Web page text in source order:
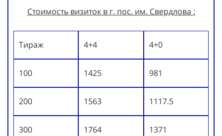
Стоимость визиток в г. пос. им. Свердлова :
Тираж 4+4 4+0
100 1425 981
200 1563 1117.5
300 1764 1371